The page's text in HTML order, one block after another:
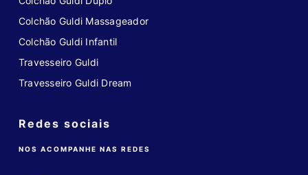
Colchão Guldi Massageador
Colchão Guldi Infantil
Travesseiro Guldi
Travesseiro Guldi Dream
Redes sociais
NOS ACOMPANHE NAS REDES